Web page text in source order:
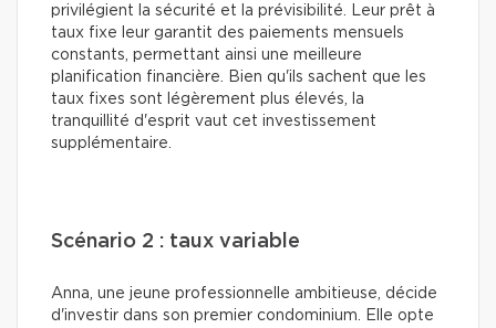
privilégient la sécurité et la prévisibilité. Leur prêt à
taux fixe leur garantit des paiements mensuels
constants, permettant ainsi une meilleure
planification financière. Bien qu'ils sachent que les
taux fixes sont légèrement plus élevés, la
tranquillité d'esprit vaut cet investissement
supplémentaire.
Scénario 2 : taux variable
Anna, une jeune professionnelle ambitieuse, décide
d'investir dans son premier condominium. Elle opte